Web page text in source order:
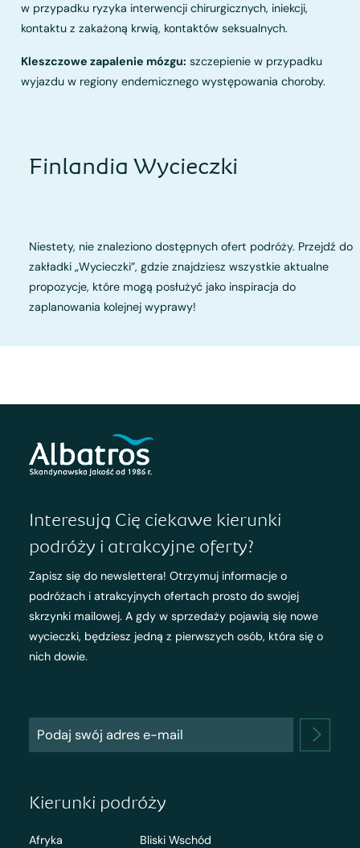
w przypadku ryzyka interwencji chirurgicznych, iniekcji,
kontaktu z zakażoną krwią, kontaktów seksualnych.
Kleszczowe zapalenie mózgu: szczepienie w przypadku
wyjazdu w regiony endemicznego występowania choroby.
Finlandia Wycieczki
Niestety, nie znaleziono dostępnych ofert podróży. Przejdź do
zakładki „Wycieczki”, gdzie znajdziesz wszystkie aktualne
propozycje, które mogą posłużyć jako inspiracja do
zaplanowania kolejnej wyprawy!
Interesują Cię ciekawe kierunki
podróży i atrakcyjne oferty?
Zapisz się do newslettera! Otrzymuj informacje o
podróżach i atrakcyjnych ofertach prosto do swojej
skrzynki mailowej. A gdy w sprzedaży pojawią się nowe
wycieczki, będziesz jedną z pierwszych osób, która się o
nich dowie.
Kierunki podróży
Afryka
Bliski Wschód